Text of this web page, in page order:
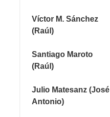
Víctor M. Sánchez
(Raúl)
Santiago Maroto
(Raúl)
Julio Matesanz (José
Antonio)